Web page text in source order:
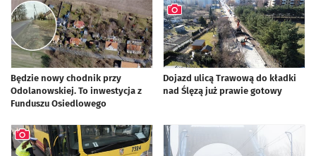
Będzie nowy chodnik przy
Odolanowskiej. To inwestycja z
Funduszu Osiedlowego
Dojazd ulicą Trawową do kładki
nad Ślęzą już prawie gotowy